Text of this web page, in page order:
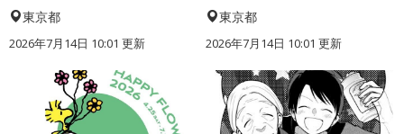
東京都
2026年7月14日 10:01 更新
東京都
2026年7月14日 10:01 更新